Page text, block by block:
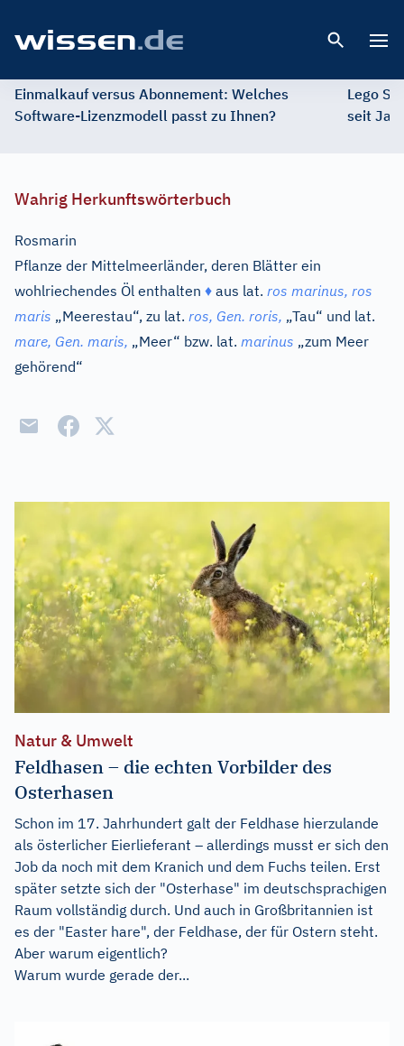
Einmalkauf versus Abonnement: Welches
Software-Lizenzmodell passt zu Ihnen?
Lego
seit
Wahrig Herkunftswörterbuch
Rosmarin
Pflanze der Mittelmeerländer, deren Blätter ein
wohlriechendes Öl enthalten ♦ aus lat. ros marinus, ros
maris „Meerestau“, zu lat. ros, Gen. roris, „Tau“ und lat.
mare, Gen. maris, „Meer“ bzw. lat. marinus „zum Meer
gehörend“
Natur & Umwelt
Feldhasen – die echten Vorbilder des
Osterhasen
Schon im 17. Jahrhundert galt der Feldhase hierzulande
als österlicher Eierlieferant – allerdings musst er sich den
Job da noch mit dem Kranich und dem Fuchs teilen. Erst
später setzte sich der "Osterhase" im deutschsprachigen
Raum vollständig durch. Und auch in Großbritannien ist
es der "Easter hare", der Feldhase, der für Ostern steht.
Aber warum eigentlich?
Warum wurde gerade der...